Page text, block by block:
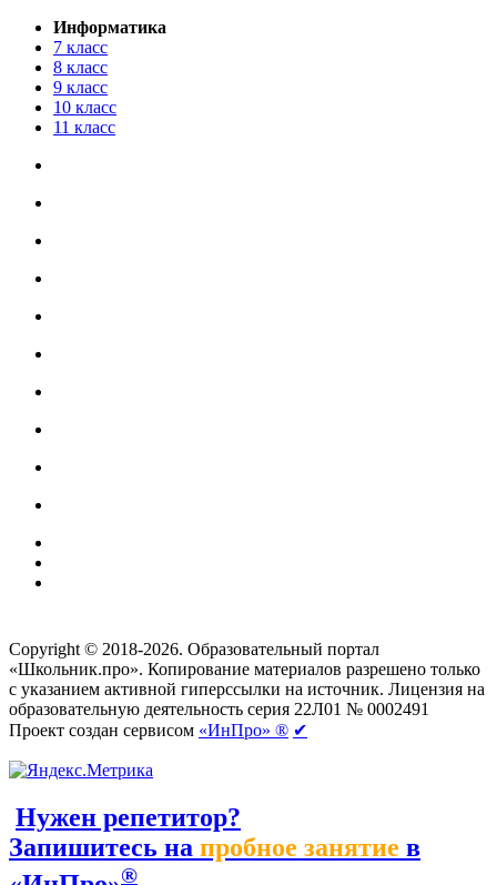
Информатика
7 класс
8 класс
9 класс
10 класс
11 класс
Copyright © 2018-2026. Образовательный портал
«Школьник.про». Копирование материалов разрешено только
с указанием активной гиперссылки на источник. Лицензия на
образовательную деятельность серия 22Л01 № 0002491
Проект создан сервисом «ИнПро» ® ✔
Нужен репетитор?
Запишитесь на пробное занятие в
®